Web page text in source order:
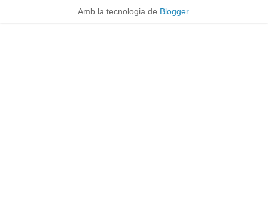
Amb la tecnologia de Blogger.